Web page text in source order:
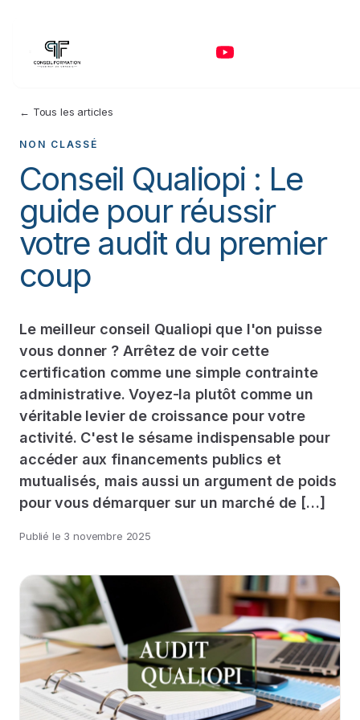
← Tous les articles
NON CLASSÉ
Conseil Qualiopi : Le
guide pour réussir
votre audit du premier
coup
Le meilleur conseil Qualiopi que l'on puisse
vous donner ? Arrêtez de voir cette
certification comme une simple contrainte
administrative. Voyez-la plutôt comme un
véritable levier de croissance pour votre
activité. C'est le sésame indispensable pour
accéder aux financements publics et
mutualisés, mais aussi un argument de poids
pour vous démarquer sur un marché de […]
Publié le 3 novembre 2025